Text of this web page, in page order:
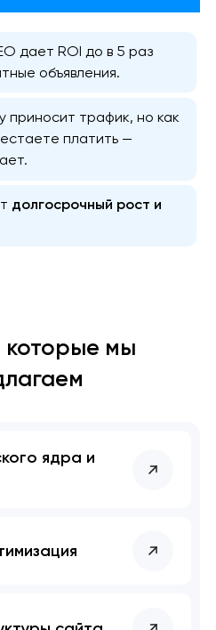
дает ROI до в 5 раз
объявления.
приносит трафик, но как
платить —
долгосрочный рост и
которые мы
ядра и